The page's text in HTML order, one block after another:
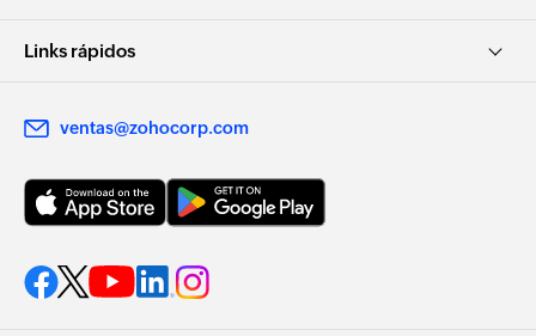
Links rápidos
ventas@zohocorp.com